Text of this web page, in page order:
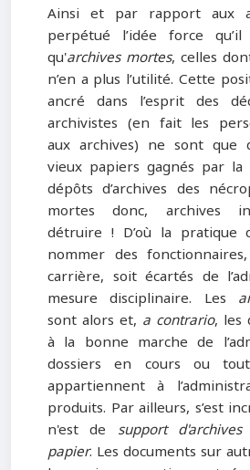
Ainsi et par rapport aux
perpétué l’idée force
qu'archives mortes, celles
n’en a plus l’utilité. Cette
ancré dans l’esprit des
archivistes (en fait les
aux archives) ne sont que
vieux papiers gagnés par
dépôts d’archives des
mortes donc, archives
détruire ! D’où la pratique
nommer des
carrière, soit écartés de
mesure disciplinaire. Les
sont alors et, a contrario, les
à la bonne marche de
dossiers en cours ou
appartiennent à
produits. Par ailleurs, s’est
n'est de support d'archives
papier. Les documents sur